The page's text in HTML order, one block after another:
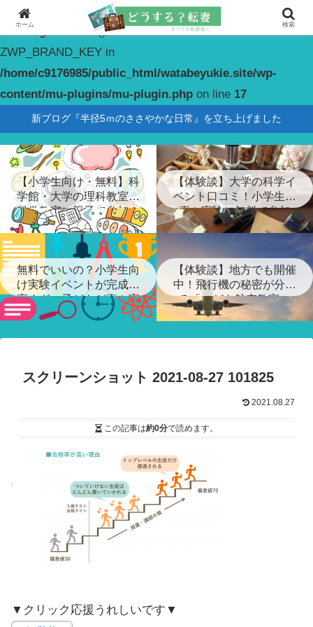
Warning
: constant(): Couldn't find constant
ZWP_BRAND_KEY in
/home/c9176985/public_html/watabeyukie.site/wp-
content/mu-plugins/mu-plugin.php on line 17
新ブログ『半径5ｍのささやかな日常』を立ち上げました
【小学生向け・無料】科
学館・大学の理科教室・
科学教室に親子で参加！
【体験談】大学の科学イ
ベント口コミ！小学生が
喜ぶ実験に無料で参加
無料でいいの？小学生向
け実験イベントが完成度
高すぎ…子どもが喜ぶ実
験ショー
【体験談】地方でも開催
中！飛行機の秘密が分か
る「こども航空教室」
スクリーンショット 2021-08-27 101825
2021.08.27
この記事は約0分で読めます。
▼クリック応援うれしいです▼
ホーム 検索